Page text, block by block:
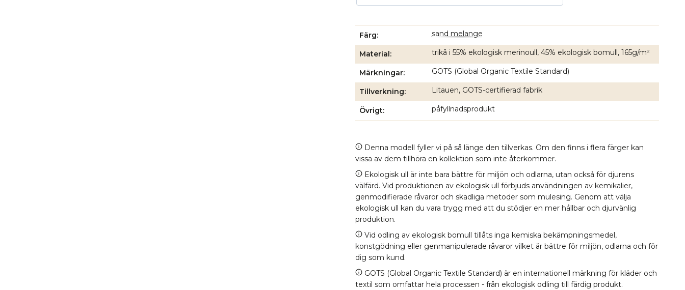
Färg sand melange
Material trikå i 55% ekologisk merinoull, 45% ekologisk bomull, 165g/m²
Märkningar GOTS (Global Organic Textile Standard)
Tillverkning Litauen, GOTS-certifierad fabrik
Övrigt påfyllnadsprodukt
Denna modell fyller vi på så länge den tillverkas. Om den finns i flera färger kan
vissa av dem tillhöra en kollektion som inte återkommer.
Ekologisk ull är inte bara bättre för miljön och odlarna, utan också för djurens
välfärd. Vid produktionen av ekologisk ull förbjuds användningen av kemikalier,
genmodifierade råvaror och skadliga metoder som mulesing. Genom att välja
ekologisk ull kan du vara trygg med att du stödjer en mer hållbar och djurvänlig
produktion.
Vid odling av ekologisk bomull tillåts inga kemiska bekämpningsmedel,
konstgödning eller genmanipulerade råvaror vilket är bättre för miljön, odlarna och för
dig som kund.
GOTS (Global Organic Textile Standard) är en internationell märkning för kläder och
textil som omfattar hela processen - från ekologisk odling till färdig produkt.